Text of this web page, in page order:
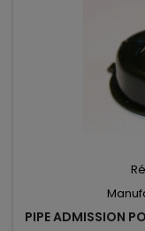
PIPE ADMISSION